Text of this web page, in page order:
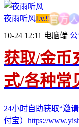
夜雨听风Lv.9官 方人
10-24 12:11 电脑端
获取/金币
式/各种常
24小时自助获取“邀
付宝）https://